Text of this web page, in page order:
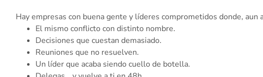
Hay empresas con buena gente y líderes comprometidos donde, aun
El mismo conflicto con distinto nombre.
Decisiones que cuestan demasiado.
Reuniones que no resuelven.
Un líder que acaba siendo cuello de botella.